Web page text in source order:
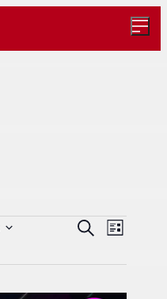
メ
イ
ベ
検
イ
リ
ト